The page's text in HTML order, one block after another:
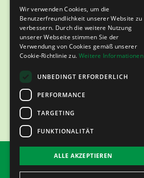
Impressum
Datenschutz
Wir verwenden Cookies, um die
Benutzerfreundlichkeit unserer Website zu
verbessern. Durch die weitere Nutzung
unserer Webseite stimmen Sie der
Verwendung von Cookies gemäß unserer
Cookie-Richtlinie zu. Weitere Informationen
UNBEDINGT ERFORDERLICH
PERFORMANCE
TARGETING
FUNKTIONALITÄT
ALLE AKZEPTIEREN